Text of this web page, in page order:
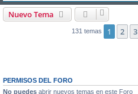
Nuevo Tema
131 temas 1 2 3
PERMISOS DEL FORO
No puedes abrir nuevos temas en este Foro